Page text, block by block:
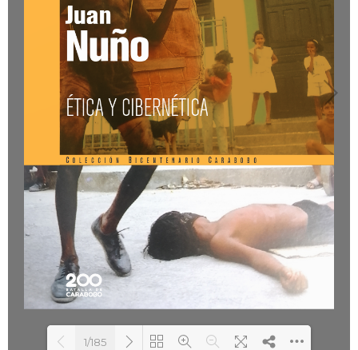
1/185